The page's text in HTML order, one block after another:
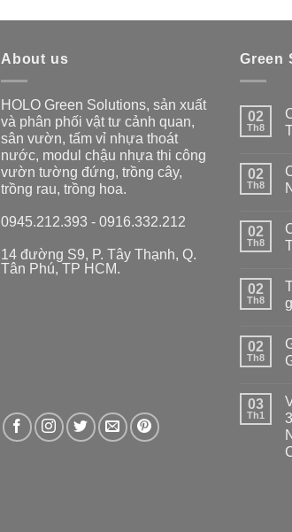
About us
HOLO Green Solutions, sản xuất
và phân phối vật tư cảnh quan,
sân vườn, tấm vỉ nhựa thoát
nước, modul chậu nhựa thi công
vườn tường đứng, trồng cây,
trồng rau, trồng hoa.
0945.212.393 - 0916.332.212
14 đường S9, P. Tây Thạnh, Q.
Tân Phú, TP HCM.
Green
02
Th8
02
Th8
02
Th8
02
Th8
02
Th8
03
Th1